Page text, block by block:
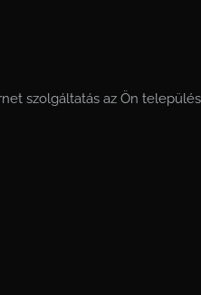
szolgáltatás az Ön